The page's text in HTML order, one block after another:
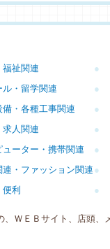
福祉関連
●
ル・留学関連
●
備・各種工事関連
●
求人関連
●
ューター・携帯関連
●
連・ファッション関連 ●
利 ●
ＷＥＢサイト、店頭、